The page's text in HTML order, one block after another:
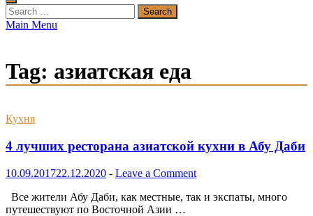
Search
for:
Main Menu
Tag: азиатская еда
Кухня
4 лучших ресторана азиатской кухни в Абу Даби
10.09.201722.12.2020 - Leave a Comment
Все жители Абу Даби, как местные, так и экспаты, много
путешествуют по Восточной Азии …